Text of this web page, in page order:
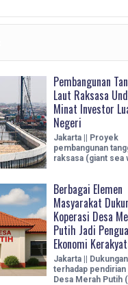
Pembangunan
Laut Raksasa
Minat Investor
Negeri
Jakarta || Proyek
pembangunan
raksasa (giant sea
Berbagai Elemen
Masyarakat
Koperasi Desa
Putih Jadi
Ekonomi
Jakarta || Dukungan
terhadap
Desa Merah Putih